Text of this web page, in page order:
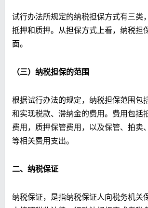
试行办法所规定的纳税担保方式有三类
抵押和质押。从担保方式上看，纳税担
面。
（三）纳税担保的范围
根据试行办法的规定，纳税担保范围包
和实现税款、滞纳金的费用。费用包括
费用，质押保管费用，以及保管、拍卖
等相关费用支出。
二、纳税保证
纳税保证，是指纳税保证人向税务机关